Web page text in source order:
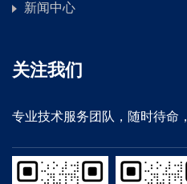
新闻中心
关注我们
专业技术服务团队，随时待命